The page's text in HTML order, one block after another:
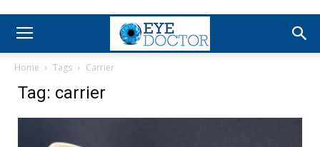
Home Tags Carrier
Tag: carrier